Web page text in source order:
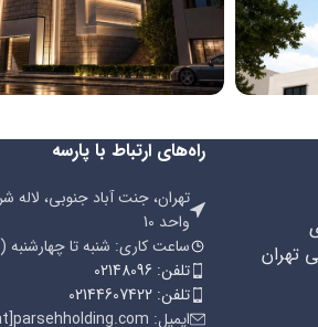
پروژه آذرخش
تهران
راه‌های ارتباط با پارسه
واحد 10
ساعت کاری: شنبه تا چهارشنبه (۰۹:۰۰ الی ۱۷:۰۰)
تلفن: 02148096
تلفن: 02144607422
ایمیل: info[at]parsehholding.com